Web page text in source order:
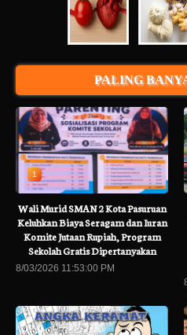
PALING
1
Wali Murid SMAN 2 Kota Pasuruan
Keluhkan Biaya Seragam dan Iuran
Komite Jutaan Rupiah, Program
Sekolah Gratis Dipertanyakan
8/03/2026 11:53:00 PM